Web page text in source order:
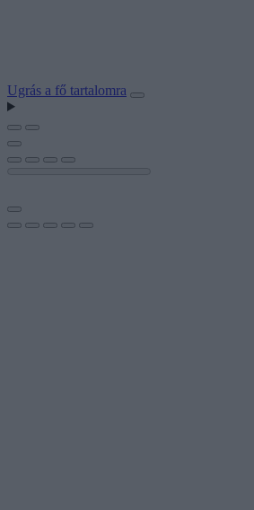
Ugrás a fő tartalomra